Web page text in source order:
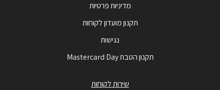
מדיניות פרטיות
תקנון מועדון לקוחות
נגישות
תקנון הטבת Mastercard Day
שירות לקוחות